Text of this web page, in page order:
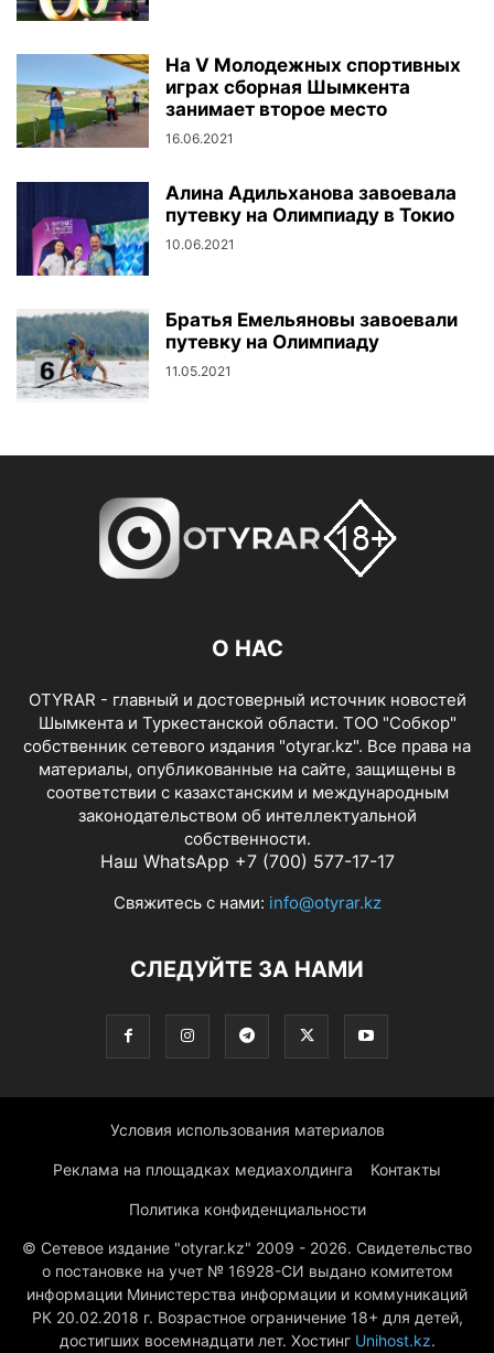
На V Молодежных спортивных
играх сборная Шымкента
занимает второе место
16.06.2021
Алина Адильханова завоевала
путевку на Олимпиаду в Токио
10.06.2021
Братья Емельяновы завоевали
путевку на Олимпиаду
11.05.2021
О НАС
OTYRAR - главный и достоверный источник новостей
Шымкента и Туркестанской области. ТОО "Собкор"
собственник сетевого издания "otyrar.kz". Все права на
материалы, опубликованные на сайте, защищены в
соответствии с казахстанским и международным
законодательством об интеллектуальной
собственности.
Наш WhatsApp +7 (700) 577-17-17
Свяжитесь с нами: info@otyrar.kz
СЛЕДУЙТЕ ЗА НАМИ
Условия использования материалов
Реклама на площадках медиахолдинга Контакты
Политика конфиденциальности
© Сетевое издание "otyrar.kz" 2009 - 2026. Свидетельство
о постановке на учет № 16928-СИ выдано комитетом
информации Министерства информации и коммуникаций
РК 20.02.2018 г. Возрастное ограничение 18+ для детей,
достигших восемнадцати лет. Хостинг Unihost.kz.